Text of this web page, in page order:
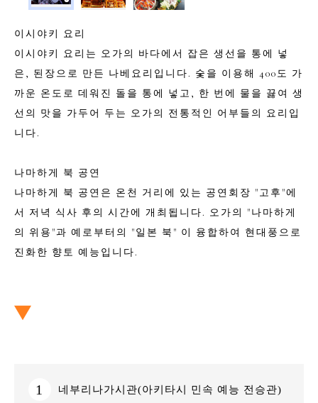
이시야키 요리
이시야키 요리는 오가의 바다에서 잡은 생선을 통에 넣
은, 된장으로 만든 나베요리입니다. 숯을 이용해 400도 가
까운 온도로 데워진 돌을 통에 넣고, 한 번에 물을 끓여 생
선의 맛을 가두어 두는 오가의 전통적인 어부들의 요리입
니다.
나마하게 북 공연
나마하게 북 공연은 온천 거리에 있는 공연회장 "고후"에
서 저녁 식사 후의 시간에 개최됩니다. 오가의 "나마하게
의 위용"과 예로부터의 "일본 북" 이 융합하여 현대풍으로
진화한 향토 예능입니다.
1 네부리나가시관(아키타시 민속 예능 전승관)